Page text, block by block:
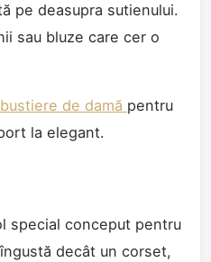
pe deasupra sutienului.
sau bluze care cer o
de damă pentru
la elegant.
special conceput pentru
decât un corset,